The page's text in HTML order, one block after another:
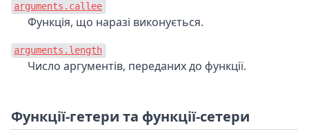
arguments.callee
Функція, що наразі виконується.
arguments.length
Число аргументів, переданих до функції.
Функції-гетери та функції-сетери